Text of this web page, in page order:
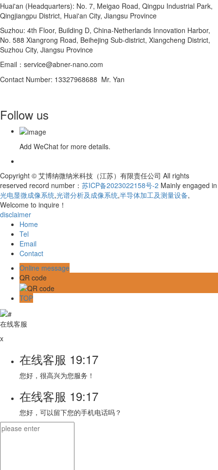
Huai'an (Headquarters): No. 7, Meigao Road, Qingpu Industrial Park,
Qingjiangpu District, Huai'an City, Jiangsu Province
Suzhou: 4th Floor, Building D, China-Netherlands Innovation Harbor,
No. 588 Xiangrong Road, Beihejing Sub-district, Xiangcheng District,
Suzhou City, Jiangsu Province
Email：service@abner-nano.com
Contact Number: 13327968688 Mr. Yan
Follow us
Add WeChat for more details.
Copyright © 艾博纳微纳米科技（江苏）有限责任公司 All rights
reserved record number： 苏ICP备2023022158号-2 Mainly engaged in
光电显微成像系统,光谱分析及成像系统,半导体加工及测量设备,
Welcome to inquire！
disclaimer
Home
Tel
Email
Contact
Online message
QR code
TOP
在线客服
x
在线客服 19:17
您好，很高兴为您服务！
在线客服 19:17
您好，可以留下您的手机电话吗？